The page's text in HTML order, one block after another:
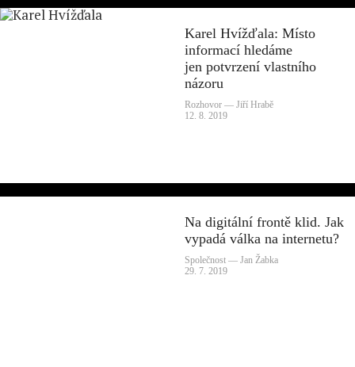
Karel Hvížďala: Místo
informací hledáme
jen potvrzení vlastního
názoru
Rozhovor — Jiří Hrabě
12. 8. 2019
Na digitální frontě klid. Jak
vypadá válka na internetu?
Společnost — Jan Žabka
29. 7. 2019